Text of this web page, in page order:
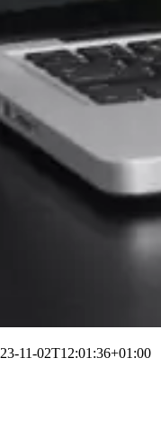
11-02T12:01:36+01:00